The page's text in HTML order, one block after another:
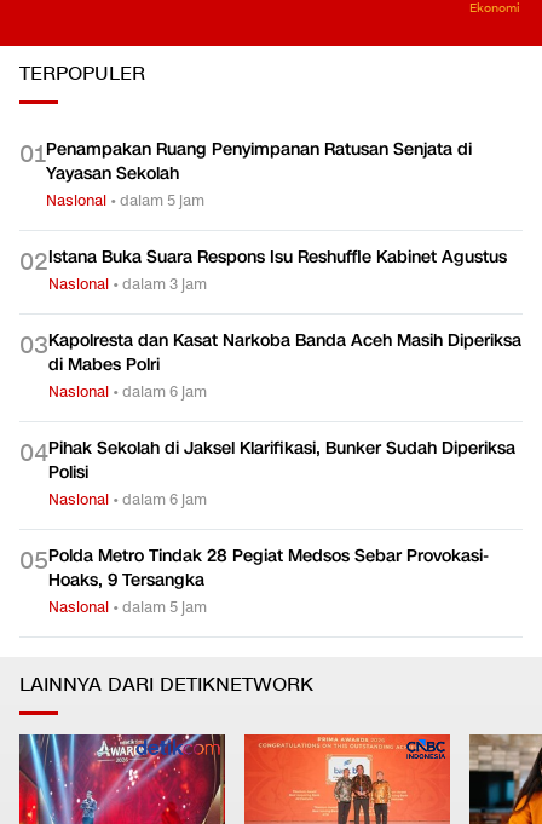
Ekonomi
TERPOPULER
01Penampakan Ruang Penyimpanan Ratusan Senjata di
Yayasan Sekolah
Nasional •dalam 5 jam
02Istana Buka Suara Respons Isu Reshuffle Kabinet Agustus
Nasional •dalam 3 jam
03Kapolresta dan Kasat Narkoba Banda Aceh Masih Diperiksa
di Mabes Polri
Nasional •dalam 6 jam
04Pihak Sekolah di Jaksel Klarifikasi, Bunker Sudah Diperiksa
Polisi
Nasional •dalam 6 jam
05Polda Metro Tindak 28 Pegiat Medsos Sebar Provokasi-
Hoaks, 9 Tersangka
Nasional •dalam 5 jam
LAINNYA DARI DETIKNETWORK